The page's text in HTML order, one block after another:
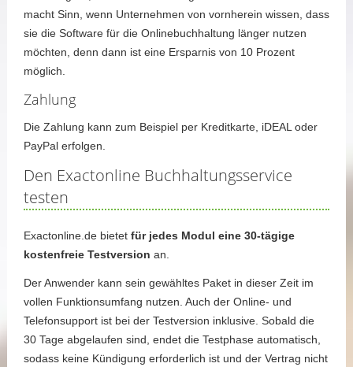
macht Sinn, wenn Unternehmen von vornherein wissen, dass
sie die Software für die Onlinebuchhaltung länger nutzen
möchten, denn dann ist eine Ersparnis von 10 Prozent
möglich.
Zahlung
Die Zahlung kann zum Beispiel per Kreditkarte, iDEAL oder
PayPal erfolgen.
Den Exactonline Buchhaltungsservice
testen
Exactonline.de bietet für jedes Modul eine 30-tägige
kostenfreie Testversion an.
Der Anwender kann sein gewähltes Paket in dieser Zeit im
vollen Funktionsumfang nutzen. Auch der Online- und
Telefonsupport ist bei der Testversion inklusive. Sobald die
30 Tage abgelaufen sind, endet die Testphase automatisch,
sodass keine Kündigung erforderlich ist und der Vertrag nicht